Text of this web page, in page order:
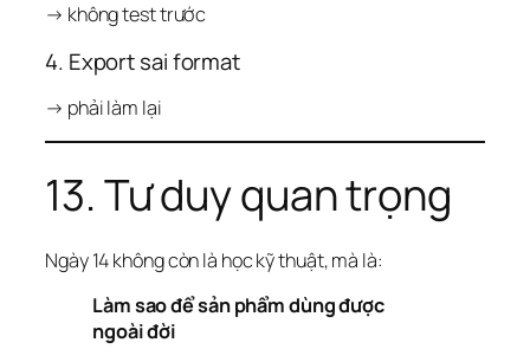
→ không test trước
4. Export sai format
→ phải làm lại
13. Tư duy quan trọng
Ngày 14 không còn là học kỹ thuật, mà là:
Làm sao để sản phẩm dùng được
ngoài đời